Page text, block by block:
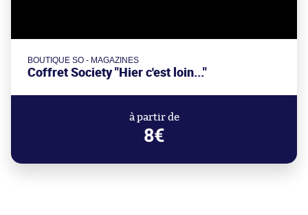
BOUTIQUE SO - MAGAZINES
Coffret Society "Hier c'est loin..."
à partir de
8€